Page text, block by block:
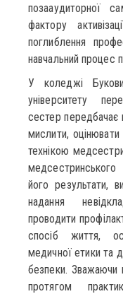
позааудиторної
фактору
поглиблення
навчальний процес
У коледжі
університету
сестер передбачає
мислити, оцінювати
технікою
його результати,
надання
проводити
спосіб життя,
медичної етики та
безпеки. Зважаючи
протягом